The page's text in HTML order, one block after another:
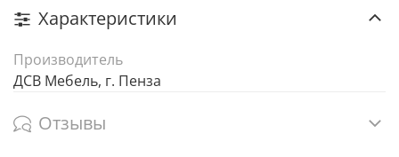
Характеристики
Производитель
ДСВ Мебель, г. Пенза
Отзывы